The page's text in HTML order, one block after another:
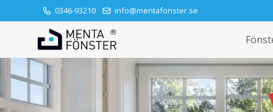
0346-93210 info@mentafonster.se